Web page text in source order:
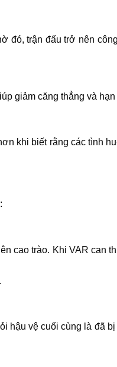
đó, trận đấu trở nên
giảm căng thẳng và
khi biết rằng các tình
cao trào. Khi VAR can
hậu vệ cuối cùng là đã